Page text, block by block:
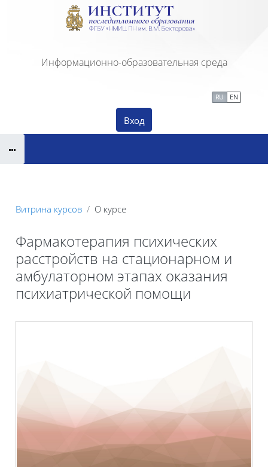
Перейти к основному содержанию
Информационно-образовательная среда
Вход
RU EN
Витрина курсов О курсе
Фармакотерапия психических
расстройств на стационарном и
амбулаторном этапах оказания
психиатрической помощи